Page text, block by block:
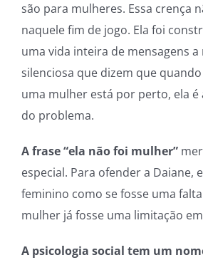
são para mulheres. Essa crença
naquele fim de jogo. Ela foi
uma vida inteira de mensagens a
silenciosa que dizem que
uma mulher está por perto, ela é
do problema.
A frase “ela não foi mulher”
especial. Para ofender a Daiane,
feminino como se fosse uma
mulher já fosse uma limitação
A psicologia social tem um